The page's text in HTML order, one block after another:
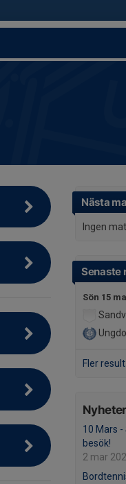
Nästa
Ingen
Senaste
Sön 15
Fler
10 Mars -
besök!
2 mar